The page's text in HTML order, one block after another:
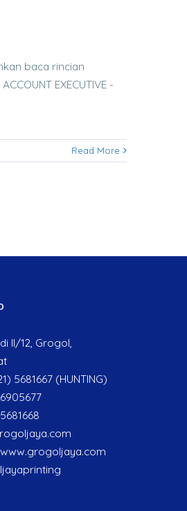
baca rincian
EXECUTIVE -
Read More
II/12, Grogol,
5681667 (HUNTING)